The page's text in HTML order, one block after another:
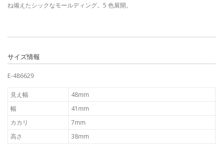
ね備えたシックなモールディング。5 色展開。
サイズ情報
E-486629
見え幅
48mm
幅
41mm
カカリ
7mm
高さ
38mm